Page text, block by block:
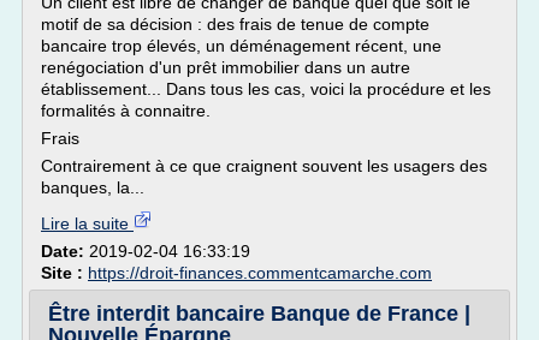
motif de sa décision : des frais de tenue de compte
bancaire trop élevés, un déménagement récent, une
renégociation d'un prêt immobilier dans un autre
établissement... Dans tous les cas, voici la procédure et les
formalités à connaitre.
Frais
Contrairement à ce que craignent souvent les usagers des
banques, la...
Lire la suite
Date: 2019-02-04 16:33:19
Site : https://droit-finances.commentcamarche.com
Être interdit bancaire Banque de France |
Nouvelle Épargne